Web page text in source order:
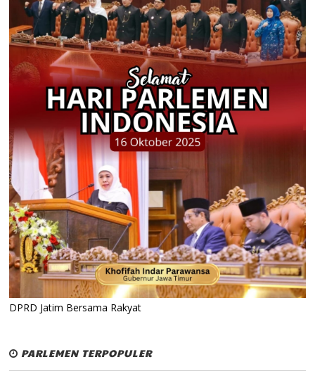
DPRD Jatim Bersama Rakyat
PARLEMEN TERPOPULER